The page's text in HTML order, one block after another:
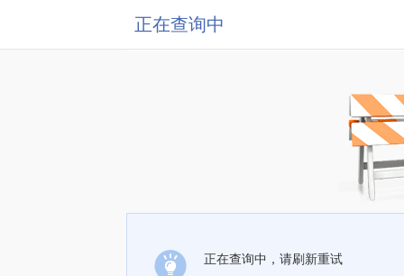
正在查询中
正在查询中，请刷新重试